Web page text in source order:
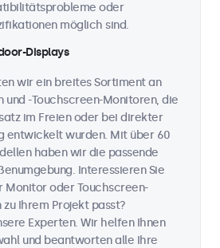
oder
möglich sind.
Displays
wir ein breites Sortiment an
-Touchscreen-Monitoren, die
im Freien oder bei direkter
entwickelt wurden. Mit über 60
haben wir die passende
Interessieren Sie
Monitor oder Touchscreen-
Ihrem Projekt passt?
Experten. Wir helfen Ihnen
und beantworten alle Ihre